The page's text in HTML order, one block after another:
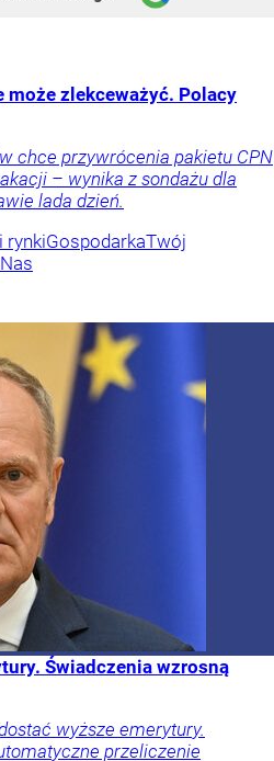
może zlekceważyć. Polacy
chce przywrócenia pakietu CPN
– wynika z sondażu dla
lada dzień.
rynkiGospodarkaTwój
Świadczenia wzrosną
wyższe emerytury.
przeliczenie